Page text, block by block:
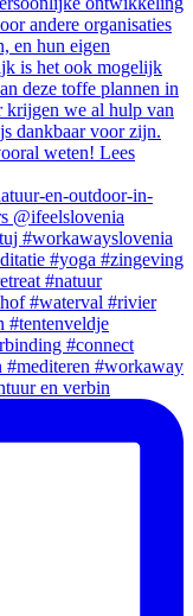
en verbin